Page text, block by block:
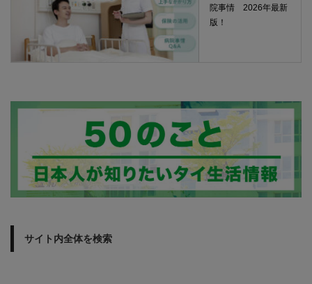
院事情 2026年最新
版！
サイト内全体を検索